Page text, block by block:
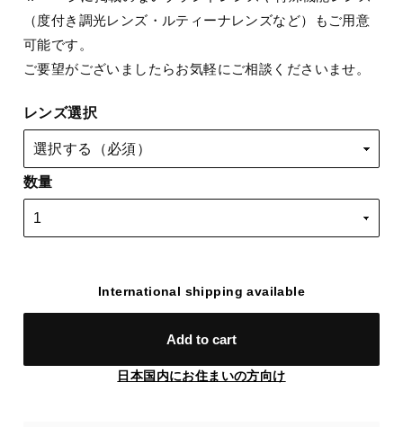
（度付き調光レンズ・ルティーナレンズなど）もご用意
可能です。
ご要望がございましたらお気軽にご相談くださいませ。
レンズ選択
数量
International shipping available
Add to cart
日本国内にお住まいの方向け